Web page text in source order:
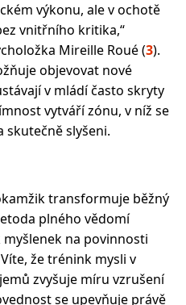
výkonu, ale v ochotě
vnitřního kritika,“
Mireille Roué (3).
objevovat nové
v mládí často skryty
vytváří zónu, v níž se
skutečně slyšeni.
transformuje běžný
plného vědomí
na povinnosti
že trénink mysli v
zvyšuje míru vzrušení
se upevňuje právě